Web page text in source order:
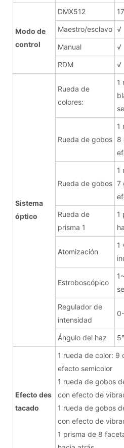
Modo de
control
DMX512
Maestro/esclavo √
Manual √
RDM √
Sistema
óptico
Rueda de
colores:
1
Rueda de gobos
1
8
Rueda de gobos
1
7
Rueda de
prisma 1
1
Atomización
1
Estroboscópico
Regulador de
intensidad
Ángulo del haz
Efecto des
tacado
1 rueda de color: 9
efecto semicolor
1 rueda de gobos
con efecto de
1 rueda de gobos
con efecto de
1 prisma de 8